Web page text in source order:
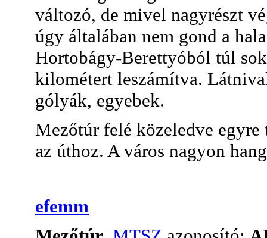
változó, de mivel nagyrészt
úgy általában nem gond a
Hortobágy-Berettyóból túl
kilométert leszámítva.
gólyák, egyebek.
Mezőtúr felé közeledve
az úthoz. A város nagyon
efemm